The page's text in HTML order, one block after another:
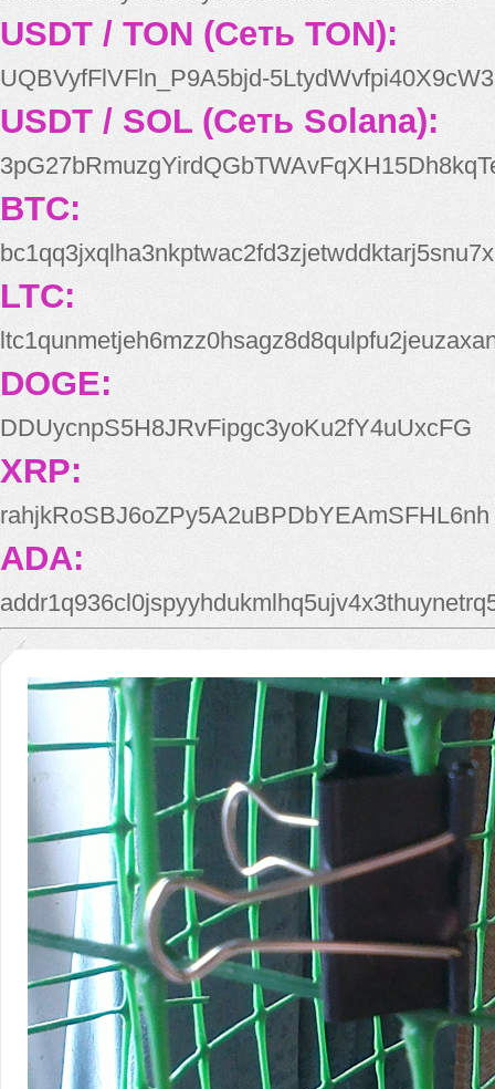
USDT / TON (Сеть TON):
UQBVyfFlVFln_P9A5bjd-
USDT / SOL (Сеть Solana):
BTC:
bc1qq3jxqlha3nkptwac2fd3zjetwddktarj5snu7x
LTC:
DOGE:
DDUycnpS5H8JRvFipgc3yoKu2fY4uUxcFG
XRP:
rahjkRoSBJ6oZPy5A2uBPDbYEAmSFHL6nh
ADA: